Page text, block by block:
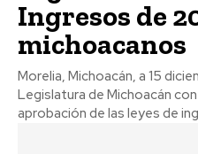
Ingresos de
michoacanos
Morelia, Michoacán, a 15
Legislatura de Michoacán
aprobación de las leyes de